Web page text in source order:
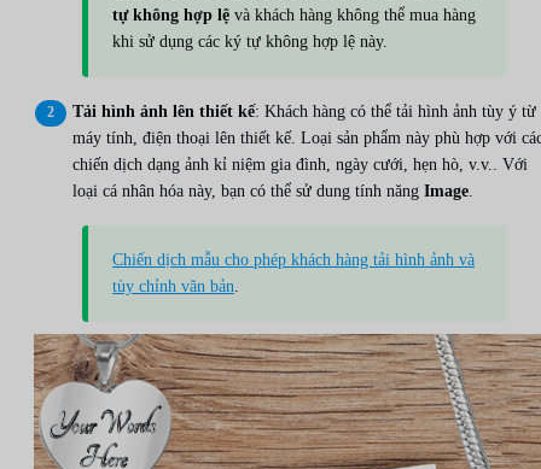
tự không hợp lệ và khách hàng không thể mua hàng
khi sử dụng các ký tự không hợp lệ này.
Tải hình ảnh lên thiết kế: Khách hàng có thể tải hình ảnh tùy ý từ
máy tính, điện thoại lên thiết kế. Loại sản phẩm này phù hợp với
chiến dịch dạng ảnh kỉ niệm gia đình, ngày cưới, hẹn hò, v.v.. Với
loại cá nhân hóa này, bạn có thể sử dung tính năng Image
Chiến dịch mẫu cho phép khách hàng tải hình ảnh và
tùy chỉnh văn bản.